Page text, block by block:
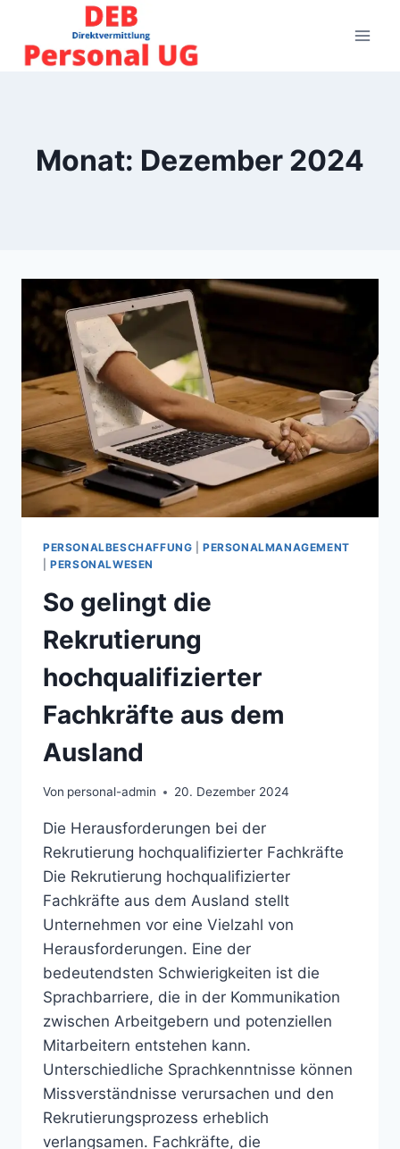
springen
Monat: Dezember 2024
PERSONALBESCHAFFUNG |PERSONALMANAGEMENT
|PERSONALWESEN
So gelingt die
Rekrutierung
hochqualifizierter
Fachkräfte aus dem
Ausland
Von personal-admin 20. Dezember 2024
Die Herausforderungen bei der
Rekrutierung hochqualifizierter Fachkräfte
Die Rekrutierung hochqualifizierter
Fachkräfte aus dem Ausland stellt
Unternehmen vor eine Vielzahl von
Herausforderungen. Eine der
bedeutendsten Schwierigkeiten ist die
Sprachbarriere, die in der Kommunikation
zwischen Arbeitgebern und potenziellen
Mitarbeitern entstehen kann.
Unterschiedliche Sprachkenntnisse können
Missverständnisse verursachen und den
Rekrutierungsprozess erheblich
verlangsamen. Fachkräfte, die